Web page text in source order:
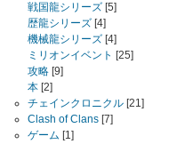
戦国龍シリーズ [5]
歴龍シリーズ [4]
機械龍シリーズ [4]
ミリオンイベント [25]
攻略 [9]
本 [2]
チェインクロニクル [21]
Clash of Clans [7]
ゲーム [1]